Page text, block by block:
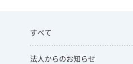
すべて
法人からのお知らせ